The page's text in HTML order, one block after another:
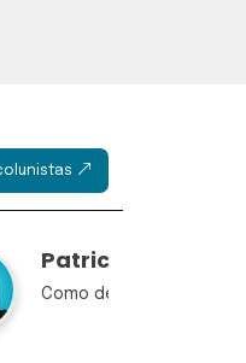
Patricia Chaccur
Como destruir uma